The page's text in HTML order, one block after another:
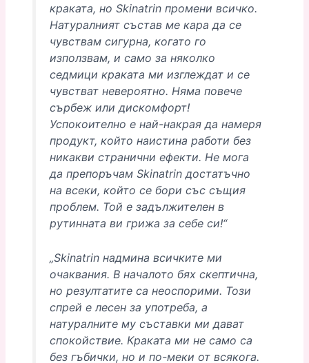
краката, но Skinatrin промени всичко.
Натуралният състав ме кара да се
чувствам сигурна, когато го
използвам, и само за няколко
седмици краката ми изглеждат и се
чувстват невероятно. Няма повече
сърбеж или дискомфорт!
Успокоително е най-накрая да намеря
продукт, който наистина работи без
никакви странични ефекти. Не мога
да препоръчам Skinatrin достатъчно
на всеки, който се бори със същия
проблем. Той е задължителен в
рутинната ви грижа за себе си!“
„Skinatrin надмина всичките ми
очаквания. В началото бях скептична,
но резултатите са неоспорими. Този
спрей е лесен за употреба, а
натуралните му съставки ми дават
спокойствие. Краката ми не само са
без гъбички, но и по-меки от всякога.